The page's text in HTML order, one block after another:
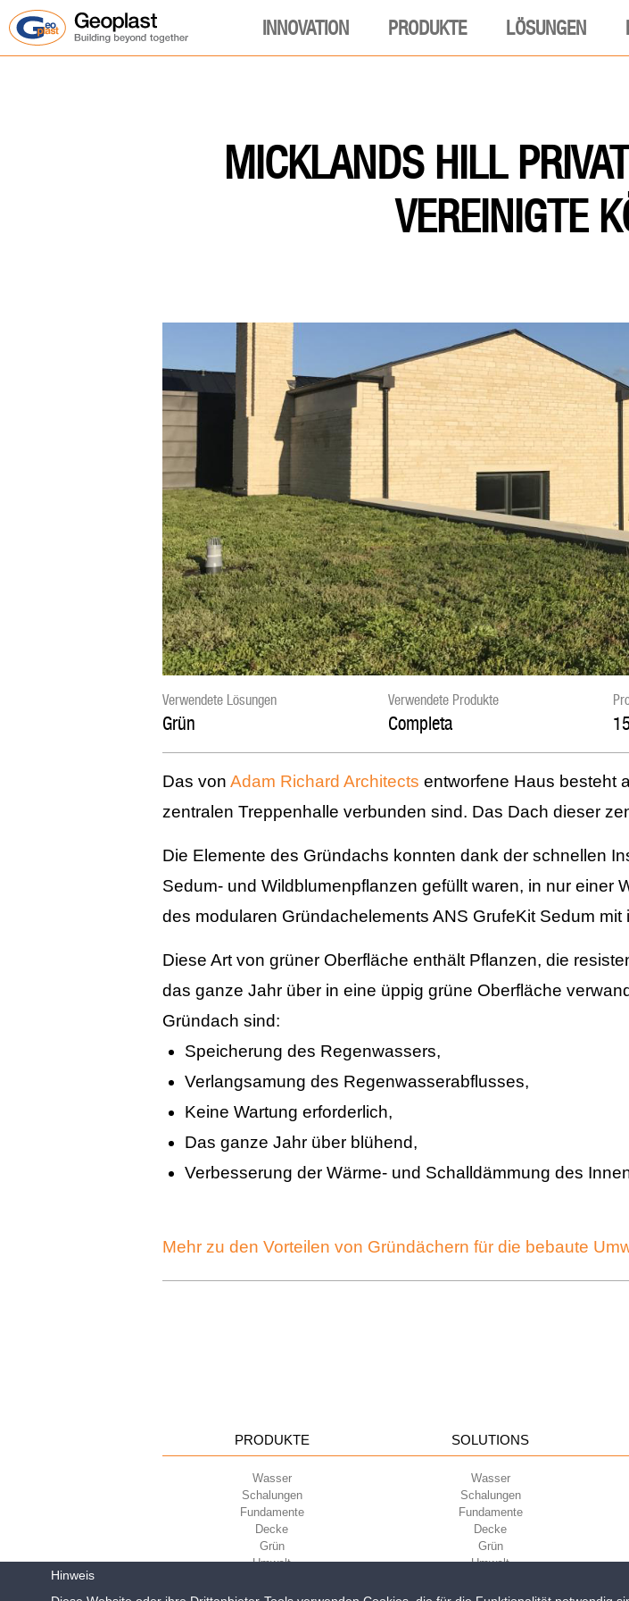
INNOVATION PRODUKTE LÖSUNGEN
MICKLANDS HILL
VEREINIGTE
Verwendete Lösungen
Grün
Verwendete Produkte
Completa
Das von Adam Richard Architects entworfene Haus besteht
zentralen Treppenhalle verbunden sind. Das Dach dieser
Die Elemente des Gründachs konnten dank der schnellen
Sedum- und Wildblumenpflanzen gefüllt waren, in nur einer
des modularen Gründachelements ANS GrufeKit Sedum
Diese Art von grüner Oberfläche enthält Pflanzen, die
das ganze Jahr über in eine üppig grüne Oberfläche
Gründach sind:
Speicherung des Regenwassers,
Verlangsamung des Regenwasserabflusses,
Keine Wartung erforderlich,
Das ganze Jahr über blühend,
Verbesserung der Wärme- und Schalldämmung des
Mehr zu den Vorteilen von Gründächern für die bebaute
PRODUKTE
Wasser
Schalungen
Fundamente
Decke
Grün
Umwelt
SOLUTIONS
Wasser
Schalungen
Fundamente
Decke
Grün
Umwelt
Hinweis